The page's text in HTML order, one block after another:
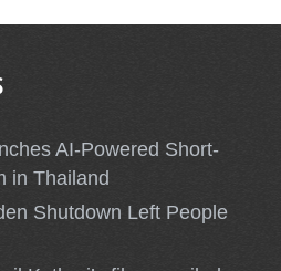
AI-Powered Short-
in Thailand
Shutdown Left People